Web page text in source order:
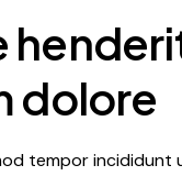
dolore
tempor incididunt